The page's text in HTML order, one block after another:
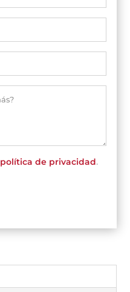
política de privacidad.